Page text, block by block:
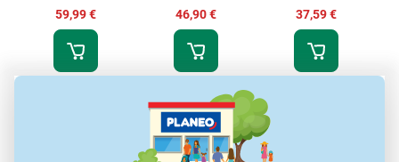
59,99 € 46,90 € 37,59 €